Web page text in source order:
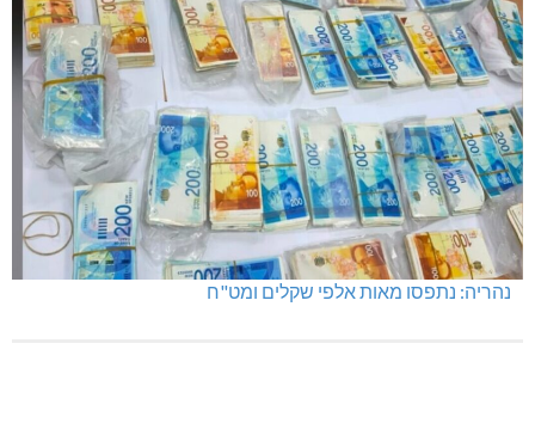
נהריה: נתפסו מאות אלפי שקלים ומט"ח